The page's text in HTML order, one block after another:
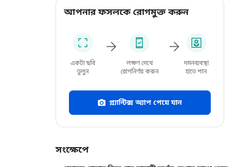
আপনার ফসলকে রোগমুক্ত করুন
একটা ছবি
তুলুন
লক্ষণ দেখে
রোগনির্ণয় করুন
দমনব্যবস্থা
হাতে পান
প্ল্যান্টিক্স অ্যাপ পেয়ে যান
সংক্ষেপে